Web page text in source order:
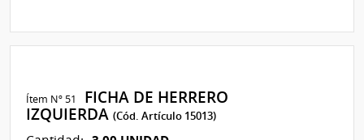
Ítem Nº 51
FICHA DE HERRERO
IZQUIERDA(Cód. Artículo 15013)